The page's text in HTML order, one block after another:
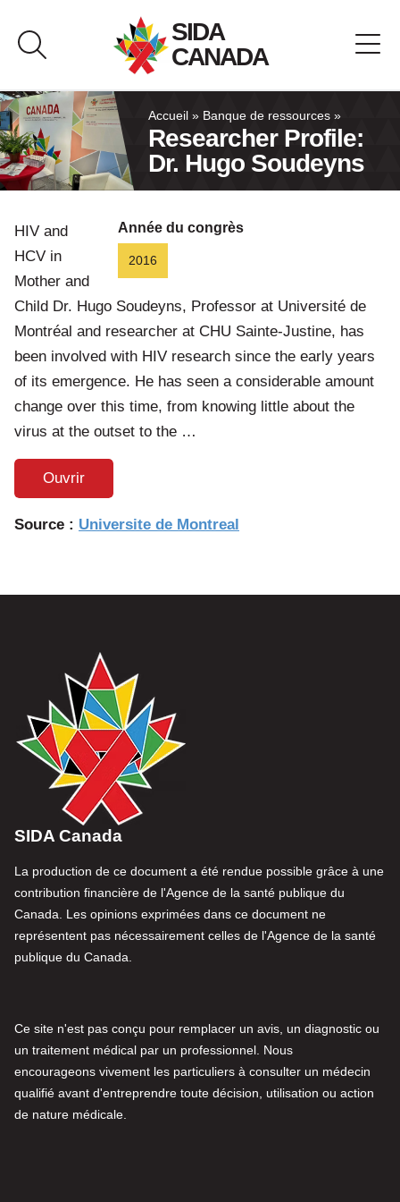
contenu
SIDA
CANADA
À propos de SIDA Canada
Banque de ressources
Pavillon du Canada
Nous joindre
English
Accueil » Banque de ressources »
Researcher Profile:
Dr. Hugo Soudeyns
Année du congrès
2016
HIV and
HCV in
Mother and
Child Dr. Hugo Soudeyns, Professor at Université de
Montréal and researcher at CHU Sainte-Justine, has
been involved with HIV research since the early years
of its emergence. He has seen a considerable amount
change over this time, from knowing little about the
virus at the outset to the …
Ouvrir
Source : Universite de Montreal
SIDA Canada
La production de ce document a été rendue possible grâce à une
contribution financière de l'Agence de la santé publique du
Canada. Les opinions exprimées dans ce document ne
représentent pas nécessairement celles de l'Agence de la santé
publique du Canada.
Ce site n'est pas conçu pour remplacer un avis, un diagnostic ou
un traitement médical par un professionnel. Nous
encourageons vivement les particuliers à consulter un médecin
qualifié avant d'entreprendre toute décision, utilisation ou action
de nature médicale.